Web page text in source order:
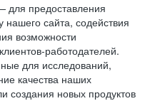
для предоставления
сайта, содействия
возможности
работодателей.
для исследований,
качества наших
создания новых продуктов